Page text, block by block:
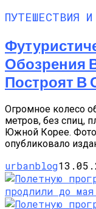
ПУТЕШЕСТВИЯ
Обозрения
Построят В
Огромное колесо
метров, без спиц,
Южной Корее. Фото
опубликовало
urbanblog